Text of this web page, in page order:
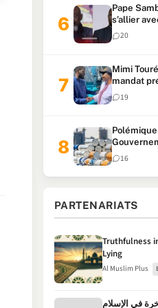
Pape
s’allier
locales et
20
Mimi
mandat
faire plus
19
milliards
16
PARTENARIATS
Truthfulness
Lying
Al Muslim Plus
في الإسلام